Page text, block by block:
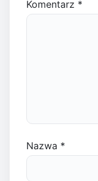
Komentarz *
Nazwa *